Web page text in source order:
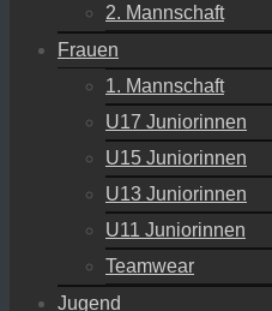
2. Mannschaft
Frauen
1. Mannschaft
U17 Juniorinnen
U15 Juniorinnen
U13 Juniorinnen
U11 Juniorinnen
Teamwear
Jugend